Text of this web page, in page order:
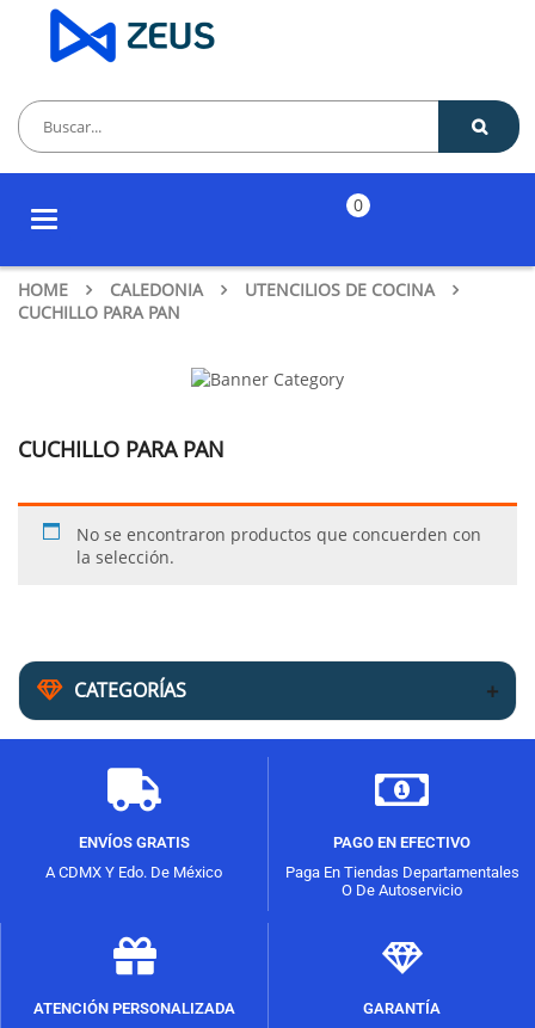
Toggle
0
HOME CALEDONIA
UTENCILIOS DE COCINA
CUCHILLO PARA PAN
CATEGORÍAS
CUCHILLO PARA PAN
No se encontraron productos que concuerden con
la selección.
ENVÍOS GRATIS
A CDMX Y Edo. De México
PAGO EN EFECTIVO
Paga En Tiendas Departamentales
O De Autoservicio
ATENCIÓN PERSONALIZADA
GARANTÍA